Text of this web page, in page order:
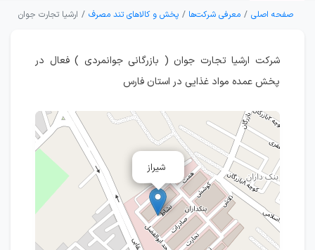
صفحه اصلی معرفی شرکت‌ها پخش و کالاهای تند مصرف ارشیا تجارت جوان
شرکت ارشیا تجارت جوان ( بازرگانی جوانمردی ) فعال در
پخش عمده مواد غذایی در استان فارس
شیراز